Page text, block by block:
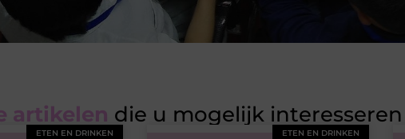
artikelen die u mogelijk interesseren
ETEN EN DRINKEN ETEN EN DRINKEN